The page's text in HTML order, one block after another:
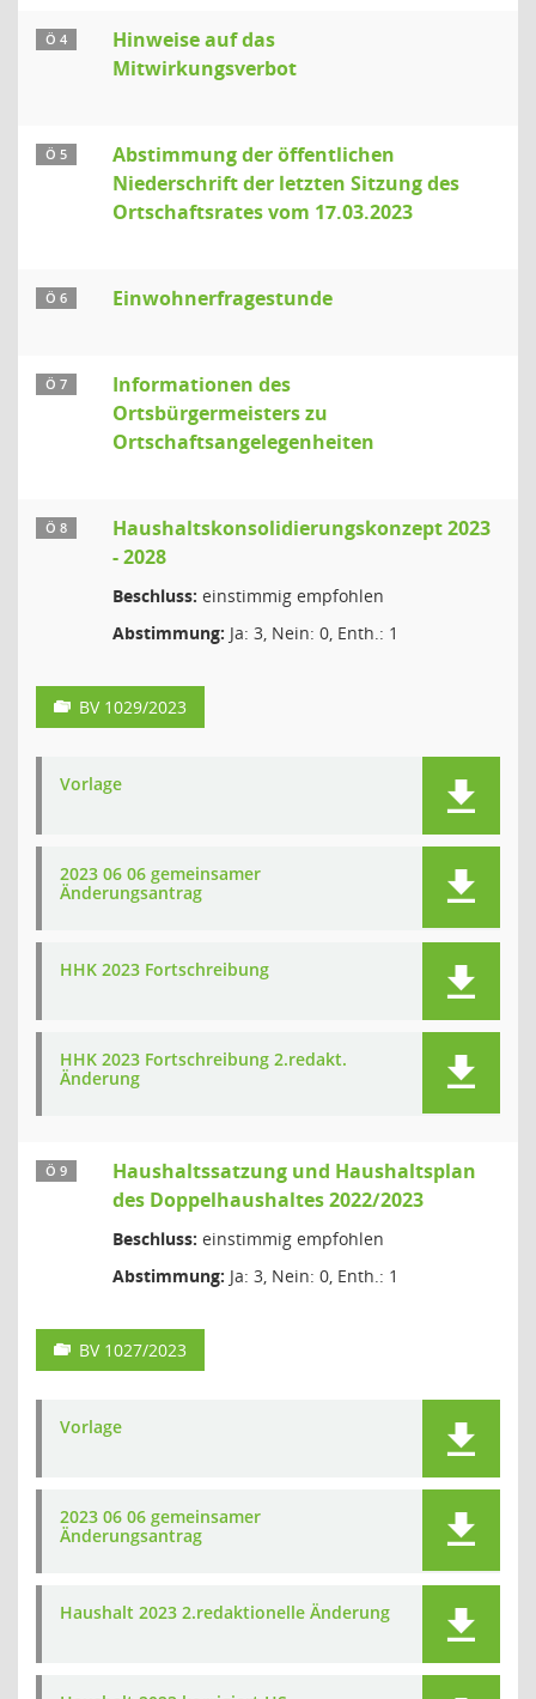
Ö 4
Hinweise auf das
Mitwirkungsverbot
Ö 5
Abstimmung der öffentlichen
Niederschrift der letzten Sitzung des
Ortschaftsrates vom 17.03.2023
Ö 6 Einwohnerfragestunde
Ö 7
Informationen des
Ortsbürgermeisters zu
Ortschaftsangelegenheiten
Ö 8
Haushaltskonsolidierungskonzept 2023
- 2028
Beschluss: einstimmig empfohlen
Abstimmung: Ja: 3, Nein: 0, Enth.: 1
BV 1029/2023
Vorlage
2023 06 06 gemeinsamer
Änderungsantrag
HHK 2023 Fortschreibung
HHK 2023 Fortschreibung 2.redakt.
Änderung
Ö 9
Haushaltssatzung und Haushaltsplan
des Doppelhaushaltes 2022/2023
Beschluss: einstimmig empfohlen
Abstimmung: Ja: 3, Nein: 0, Enth.: 1
BV 1027/2023
Vorlage
2023 06 06 gemeinsamer
Änderungsantrag
Haushalt 2023 2.redaktionelle Änderung